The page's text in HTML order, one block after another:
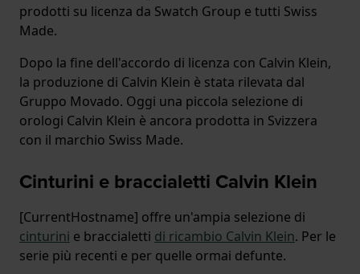
prodotti su licenza da Swatch Group e tutti Swiss
Made.
Dopo la fine dell'accordo di licenza con Calvin Klein,
la produzione di Calvin Klein è stata rilevata dal
Gruppo Movado. Oggi una piccola selezione di
orologi Calvin Klein è ancora prodotta in Svizzera
con il marchio Swiss Made.
Cinturini e braccialetti Calvin Klein
[CurrentHostname] offre un'ampia selezione di
cinturini e braccialetti di ricambio Calvin Klein. Per le
serie più recenti e per quelle ormai defunte.